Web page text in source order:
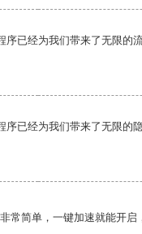
序已经为我们带来了无限的
序已经为我们带来了无限的
常简单，一键加速就能开启